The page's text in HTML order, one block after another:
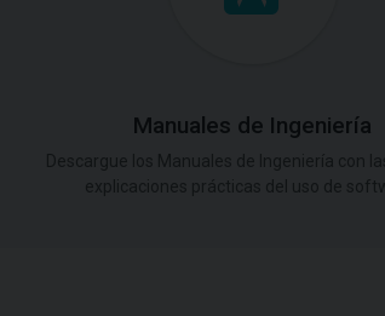
Manuales de Ingeniería